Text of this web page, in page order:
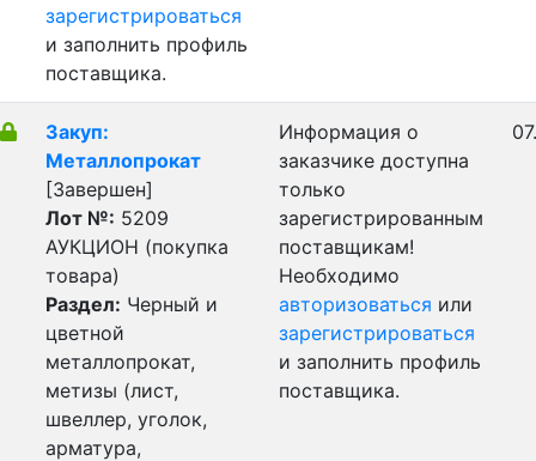
зарегистрироваться
и заполнить профиль
поставщика.
Закуп:
Металлопрокат
[Завершен]
Лот №: 5209
АУКЦИОН (покупка
товара)
Раздел: Черный и
цветной
металлопрокат,
метизы (лист,
швеллер, уголок,
арматура,
Информация о
заказчике доступна
только
зарегистрированным
поставщикам!
Необходимо
авторизоваться или
зарегистрироваться
и заполнить профиль
поставщика.